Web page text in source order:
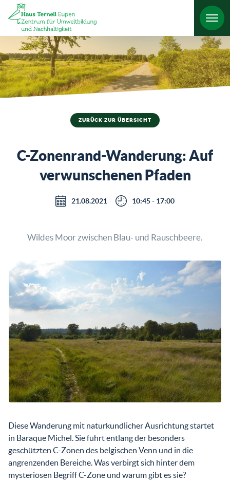
ZURÜCK ZUR ÜBERSICHT
C-Zonenrand-Wanderung: Auf
verwunschenen Pfaden
21.08.2021 10:45 - 17:00
Wildes Moor zwischen Blau- und Rauschbeere.
Diese Wanderung mit naturkundlicher Ausrichtung startet
in Baraque Michel. Sie führt entlang der besonders
geschützten C-Zonen des belgischen Venn und in die
angrenzenden Bereiche. Was verbirgt sich hinter dem
mysteriösen Begriff C-Zone und warum gibt es sie?